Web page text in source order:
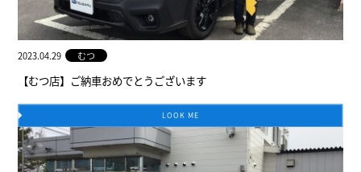
2023.04.29 むつ
【むつ店】ご納車おめでとうございます
LOOK ME